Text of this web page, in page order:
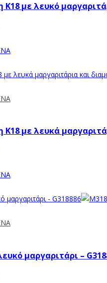
με λευκό
με λευκά
μαργαριτάρι –